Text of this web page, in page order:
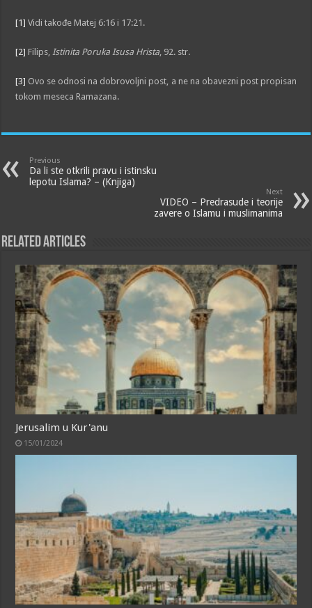
[1] Vidi takođe Matej 6:16 i 17:21.
[2] Filips,Istinita Poruka Isusa Hrista, 92. str.
[3] Ovo se odnosi na dobrovoljni post, a ne na obavezni post propisan
tokom meseca Ramazana.
Previous
Da li ste otkrili pravu i istinsku
lepotu Islama? – (Knjiga)
Next
VIDEO – Predrasude i teorije
zavere o Islamu i muslimanima
Related Articles
Jerusalim u Kur'anu
15/01/2024